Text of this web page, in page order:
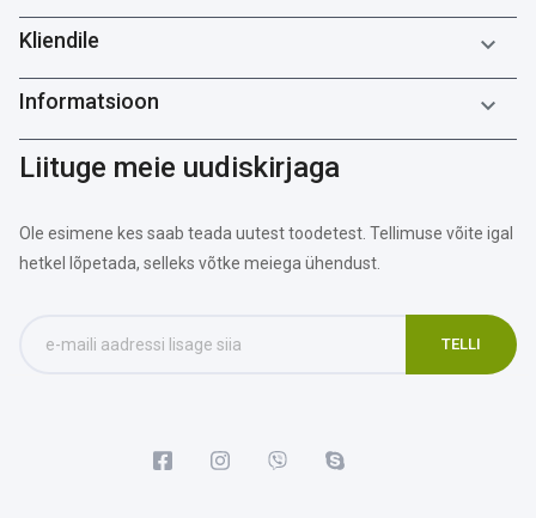
Kliendile 
Informatsioon 
Liituge meie uudiskirjaga
Ole esimene kes saab teada uutest toodetest. Tellimuse võite igal
hetkel lõpetada, selleks võtke meiega ühendust.